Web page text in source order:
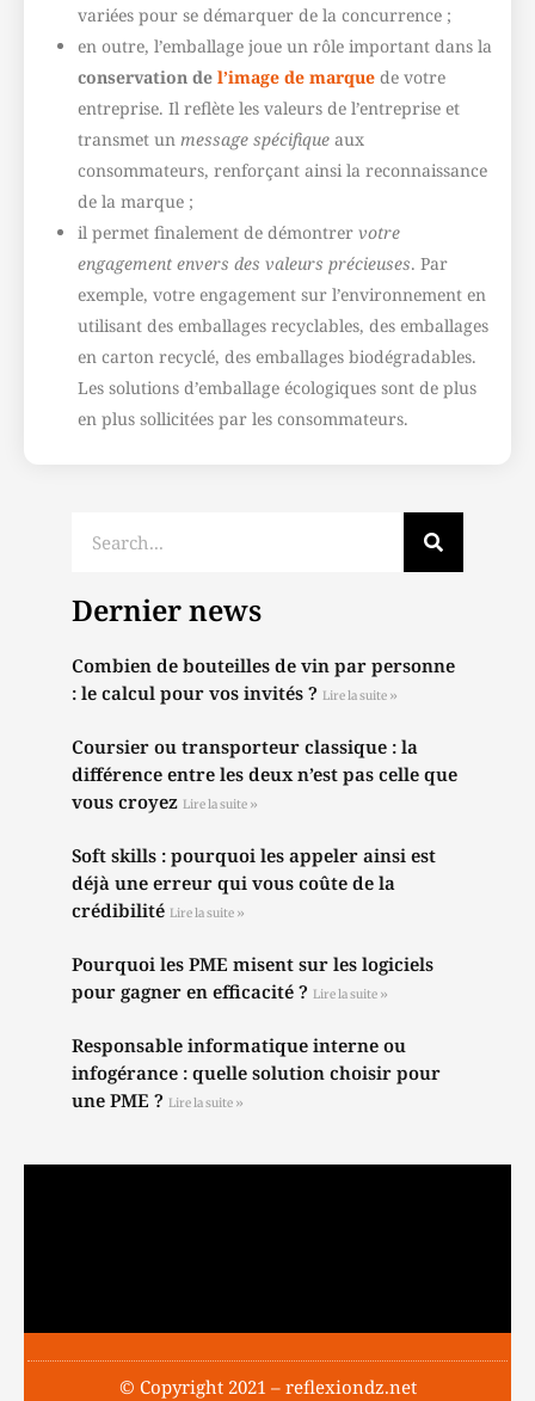
variées pour se démarquer de la concurrence ;
en outre, l’emballage joue un rôle important dans la
conservation de l’image de marque de votre
entreprise. Il reflète les valeurs de l’entreprise et
transmet un message spécifique aux
consommateurs, renforçant ainsi la reconnaissance
de la marque ;
il permet finalement de démontrer votre
engagement envers des valeurs précieuses. Par
exemple, votre engagement sur l’environnement en
utilisant des emballages recyclables, des emballages
en carton recyclé, des emballages biodégradables.
Les solutions d’emballage écologiques sont de plus
en plus sollicitées par les consommateurs.
Dernier news
Combien de bouteilles de vin par personne
: le calcul pour vos invités ? Lire la suite »
Coursier ou transporteur classique : la
différence entre les deux n’est pas celle que
vous croyez Lire la suite »
Soft skills : pourquoi les appeler ainsi est
déjà une erreur qui vous coûte de la
crédibilité Lire la suite »
Pourquoi les PME misent sur les logiciels
pour gagner en efficacité ? Lire la suite »
Responsable informatique interne ou
infogérance : quelle solution choisir pour
une PME ? Lire la suite »
© Copyright 2021 – reflexiondz.net